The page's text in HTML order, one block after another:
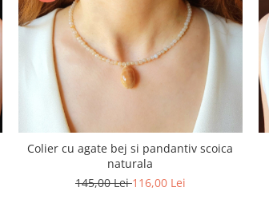
Colier cu agate bej si pandantiv scoica
naturala
145,00 Lei116,00 Lei